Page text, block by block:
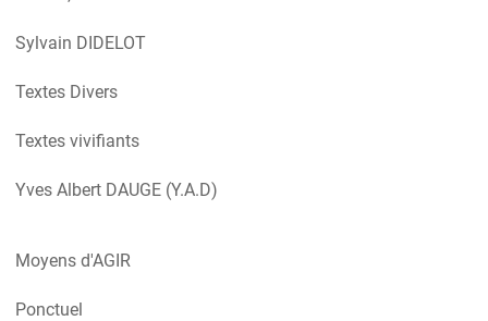
Sylvain DIDELOT
Textes Divers
Textes vivifiants
Yves Albert DAUGE (Y.A.D)
Moyens d'AGIR
Ponctuel